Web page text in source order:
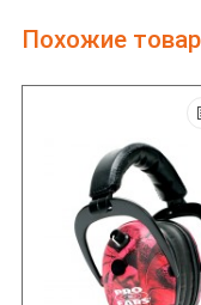
Похожие